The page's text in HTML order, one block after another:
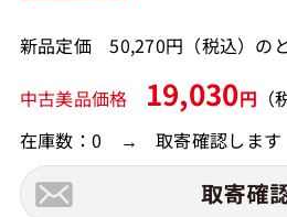
新品定価 50,270円（税込）の
中古美品価格 19,030円 （
在庫数：0 → 取寄確認します